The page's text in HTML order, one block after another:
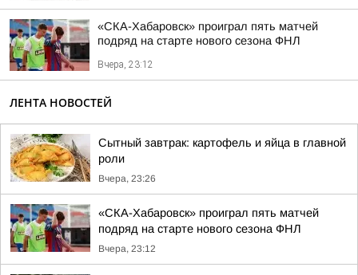
«СКА-Хабаровск» проиграл пять матчей
подряд на старте нового сезона ФНЛ
Вчера, 23:12
ЛЕНТА НОВОСТЕЙ
Сытный завтрак: картофель и яйца в главной
роли
Вчера, 23:26
«СКА-Хабаровск» проиграл пять матчей
подряд на старте нового сезона ФНЛ
Вчера, 23:12